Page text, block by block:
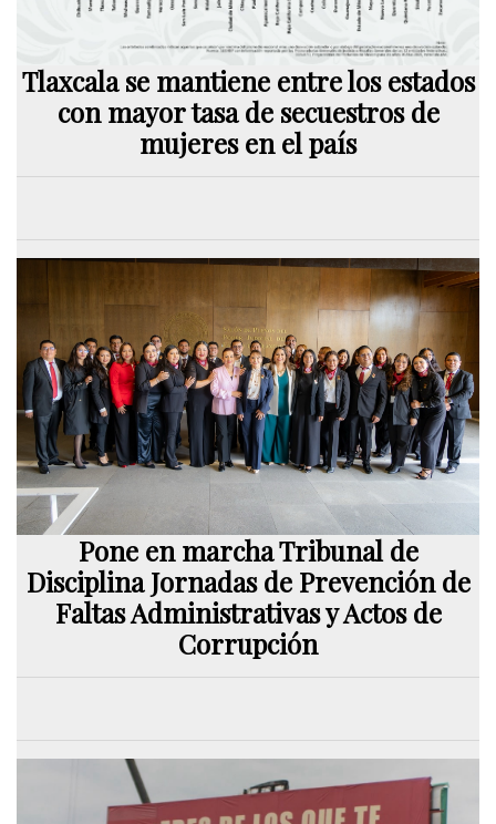
Tlaxcala se mantiene entre los estados
con mayor tasa de secuestros de
mujeres en el país
Pone en marcha Tribunal de
Disciplina Jornadas de Prevención de
Faltas Administrativas y Actos de
Corrupción